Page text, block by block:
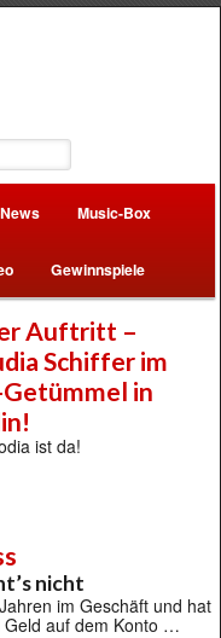
Music-Box
Gewinnspiele
Auftritt –
Schiffer im
Getümmel in
ist da!
nicht
im Geschäft und hat
Geld auf dem Konto …